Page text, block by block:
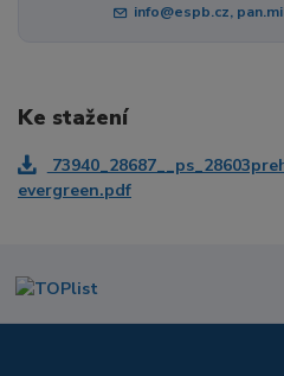
info@espb.cz,
Ke stažení
evergreen.pdf